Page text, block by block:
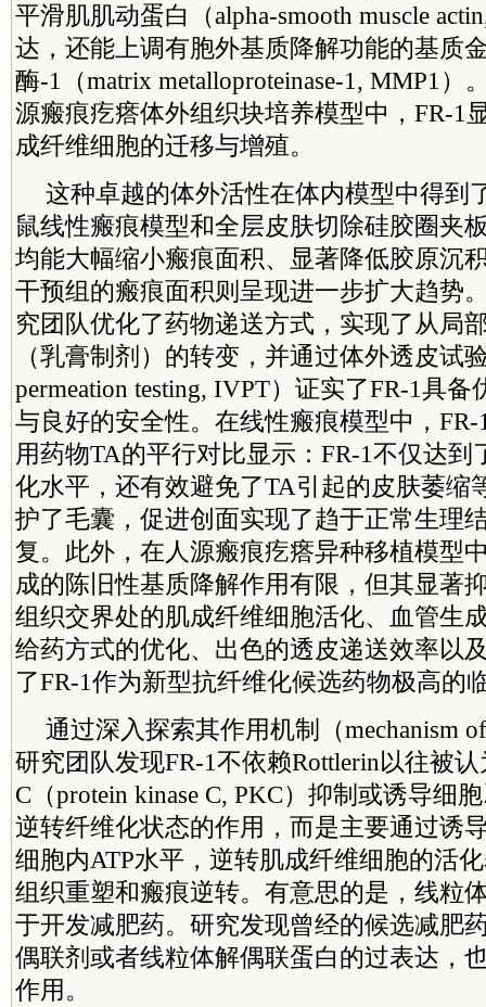
平滑肌肌动蛋白（alpha-smooth muscle
达，还能上调有胞外基质降解功能的基质
酶-1（matrix metalloproteinase-1, MMP1）
源瘢痕疙瘩体外组织块培养模型中，FR-1
成纤维细胞的迁移与增殖。
这种卓越的体外活性在体内模型中得到
鼠线性瘢痕模型和全层皮肤切除硅胶圈夹
均能大幅缩小瘢痕面积、显著降低胶原沉
干预组的瘢痕面积则呈现进一步扩大趋势
究团队优化了药物递送方式，实现了从局
（乳膏制剂）的转变，并通过体外透皮试
permeation testing, IVPT）证实了FR-1具
与良好的安全性。在线性瘢痕模型中，
用药物TA的平行对比显示：FR-1不仅达到
化水平，还有效避免了TA引起的皮肤萎缩
护了毛囊，促进创面实现了趋于正常生理
复。此外，在人源瘢痕疙瘩异种移植模型
成的陈旧性基质降解作用有限，但其显著
组织交界处的肌成纤维细胞活化、血管生
给药方式的优化、出色的透皮递送效率以
了FR-1作为新型抗纤维化候选药物极高的
通过深入探索其作用机制（mechanism
研究团队发现FR-1不依赖Rottlerin以往被
C（protein kinase C, PKC）抑制或诱导细
逆转纤维化状态的作用，而是主要通过诱
细胞内ATP水平，逆转肌成纤维细胞的活
组织重塑和瘢痕逆转。有意思的是，线粒
于开发减肥药。研究发现曾经的候选减肥
偶联剂或者线粒体解偶联蛋白的过表达，
作用。